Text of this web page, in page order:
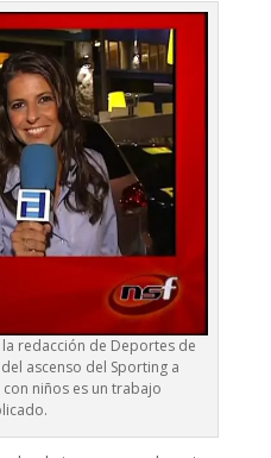
redacción de Deportes de
ascenso del Sporting a
niños es un trabajo